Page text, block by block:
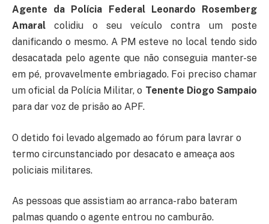
Agente da Polícia Federal Leonardo Rosemberg
Amaral colidiu o seu veículo contra um poste
danificando o mesmo. A PM esteve no local tendo sido
desacatada pelo agente que não conseguia manter-se
em pé, provavelmente embriagado. Foi preciso chamar
um oficial da Polícia Militar, o Tenente Diogo Sampaio
para dar voz de prisão ao APF.
O detido foi levado algemado ao fórum para lavrar o
termo circunstanciado por desacato e ameaça aos
policiais militares.
As pessoas que assistiam ao arranca-rabo bateram
palmas quando o agente entrou no camburão.